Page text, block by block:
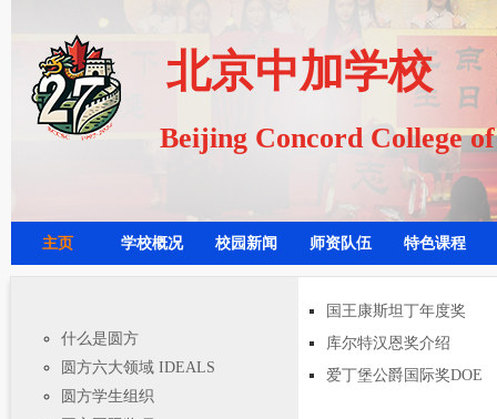
北京中加学校
Beijing Concord College
主页 学校概况 校园新闻 师资队伍 特色课程
什么是圆方
圆方六大领域 IDEALS
圆方学生组织
国王康斯坦丁年度奖
库尔特汉恩奖介绍
爱丁堡公爵国际奖DOE